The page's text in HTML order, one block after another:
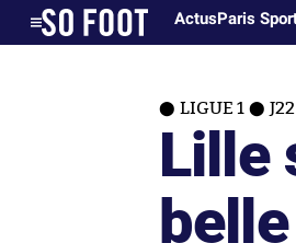
ActusParis
LIGUE 1 J22
Lille